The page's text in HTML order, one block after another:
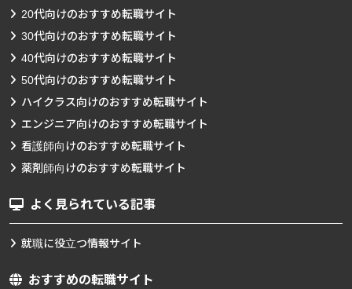
20代向けのおすすめ転職サイト
30代向けのおすすめ転職サイト
40代向けのおすすめ転職サイト
50代向けのおすすめ転職サイト
ハイクラス向けのおすすめ転職サイト
エンジニア向けのおすすめ転職サイト
看護師向けのおすすめ転職サイト
薬剤師向けのおすすめ転職サイト
よく見られている記事
就職に役立つ情報サイト
おすすめの転職サイト